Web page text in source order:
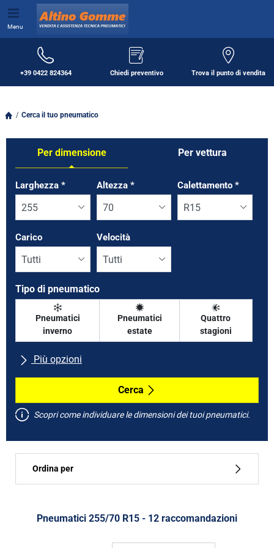
Menu
+39 0422 824364 Chiedi preventivo Trova il punto di vendita
Cerca il tuo pneumatico
Per dimensione Per vettura
Tab updated: Per dimensione
Larghezza * Altezza * Calettamento*
Carico Velocità
Tipo di pneumatico
Pneumatici
inverno
Pneumatici
estate
Quattro
stagioni
Più opzioni
Tutte le marche
Tipo di vettura
Run flat
Cerca
Scopri come individuare le dimensioni dei tuoi pneumatici.
Ordina per
Tipo di pneumatico
Pneumatici ‎255/70 R15 - 12 raccomandazioni